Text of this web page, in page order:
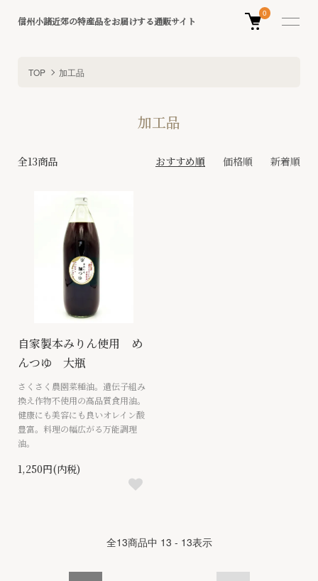
信州小諸近郊の特産品をお届けする通販サイト
0
TOP 加工品
加工品
全13商品 おすすめ順 価格順 新着順
自家製本みりん使用 め
んつゆ 大瓶
さくさく農園菜種油。遺伝子組み
換え作物不使用の高品質食用油。
健康にも美容にも良いオレイン酸
豊富。料理の幅広がる万能調理
油。
1,250円(内税)
全13商品中 13 - 13表示